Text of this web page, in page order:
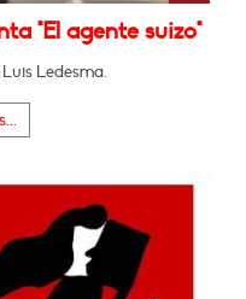
"El agente suizo"
Ledesma.